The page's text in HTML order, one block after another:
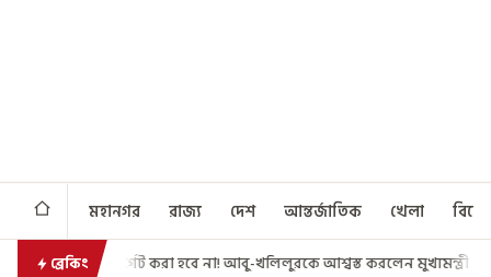
মহানগর রাজ্য দেশ আন্তর্জাতিক খেলা
ব্রেকিং
হবে না! আবু-খলিলুরকে আশ্বস্ত করলেন মুখ্যমন্ত্রী এগিয়ে গেল আরও